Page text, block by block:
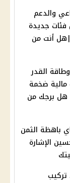
والدعم
فئات جديدة
أنت من
القدر
مالية ضخمة
هل برجك من
باهظة الثمن
الإشارة
تركيب